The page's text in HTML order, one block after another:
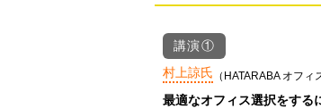
講演①
村上諒氏 （HATARABA オフ
最適なオフィス選択をする